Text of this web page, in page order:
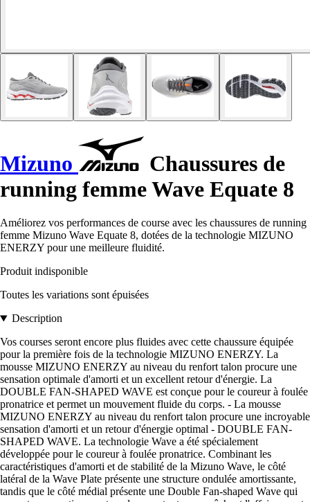
Mizuno
Chaussures de
running femme Wave Equate 8
Améliorez vos performances de course avec les chaussures de running
femme Mizuno Wave Equate 8, dotées de la technologie MIZUNO
ENERZY pour une meilleure fluidité.
Produit indisponible
Toutes les variations sont épuisées
Description
Vos courses seront encore plus fluides avec cette chaussure équipée
pour la première fois de la technologie MIZUNO ENERZY. La
mousse MIZUNO ENERZY au niveau du renfort talon procure une
sensation optimale d'amorti et un excellent retour d'énergie. La
DOUBLE FAN-SHAPED WAVE est conçue pour le coureur à foulée
pronatrice et permet un mouvement fluide du corps. - La mousse
MIZUNO ENERZY au niveau du renfort talon procure une incroyable
sensation d'amorti et un retour d'énergie optimal - DOUBLE FAN-
SHAPED WAVE. La technologie Wave a été spécialement
développée pour le coureur à foulée pronatrice. Combinant les
caractéristiques d'amorti et de stabilité de la Mizuno Wave, le côté
latéral de la Wave Plate présente une structure ondulée amortissante,
tandis que le côté médial présente une Double Fan-shaped Wave qui